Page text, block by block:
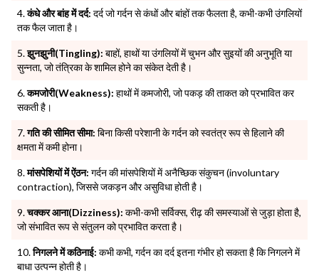
कंधे और बांह में दर्द: दर्द जो गर्दन से कंधों और बांहों तक फैलता है, कभी-कभी उंगलियों
तक फैल जाता है।
झुनझुनी(Tingling): बाहों, हाथों या उंगलियों में चुभन और सुइयों की अनुभूति या
सुन्नता, जो तंत्रिका के शामिल होने का संकेत देती है।
कमजोरी(Weakness): हाथों में कमजोरी, जो पकड़ की ताकत को प्रभावित कर
सकती है।
गति की सीमित सीमा: बिना किसी परेशानी के गर्दन को स्वतंत्र रूप से हिलाने की
क्षमता में कमी होना।
मांसपेशियों में ऐंठन: गर्दन की मांसपेशियों में अनैच्छिक संकुचन (involuntary
contraction), जिससे जकड़न और असुविधा होती है।
चक्कर आना(Dizziness): कभी-कभी सर्विक्स, रीढ़ की समस्याओं से जुड़ा होता है,
जो संभावित रूप से संतुलन को प्रभावित करता है।
निगलने में कठिनाई: कभी कभी, गर्दन का दर्द इतना गंभीर हो सकता है कि निगलने में
बाधा उत्पन्न होती है।